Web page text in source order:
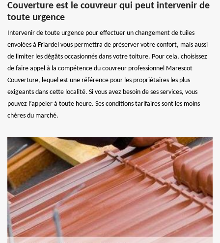
Couverture est le couvreur qui peut intervenir de
toute urgence
Intervenir de toute urgence pour effectuer un changement de tuiles
envolées à Friardel vous permettra de préserver votre confort, mais aussi
de limiter les dégâts occasionnés dans votre toiture. Pour cela, choisissez
de faire appel à la compétence du couvreur professionnel Marescot
Couverture, lequel est une référence pour les propriétaires les plus
exigeants dans cette localité. Si vous avez besoin de ses services, vous
pouvez l’appeler à toute heure. Ses conditions tarifaires sont les moins
chères du marché.